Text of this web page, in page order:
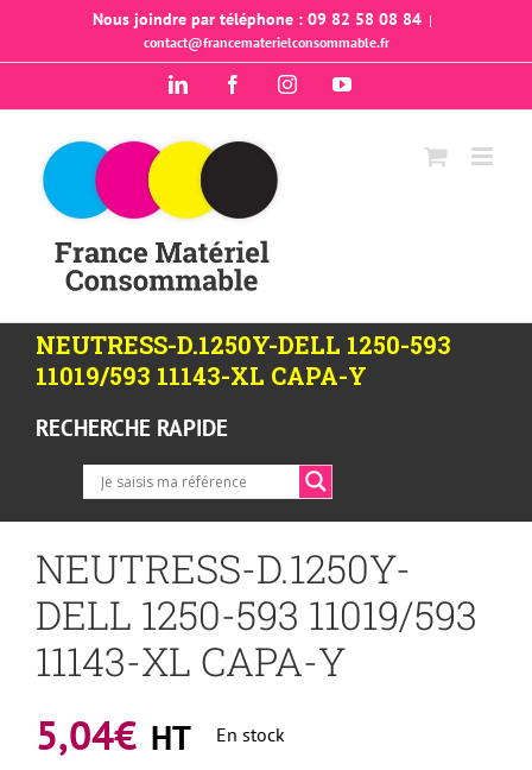
Nous joindre par téléphone : 09 82 58 08 84 |
contact@francematerielconsommable.fr
LinkedIn FacebookInstagramYouTube
NEUTRESS-D.1250Y-DELL 1250-593
11019/593 11143-XL CAPA-Y
RECHERCHE RAPIDE
NEUTRESS-D.1250Y-
DELL 1250-593 11019/593
11143-XL CAPA-Y
5,04€ HT En stock